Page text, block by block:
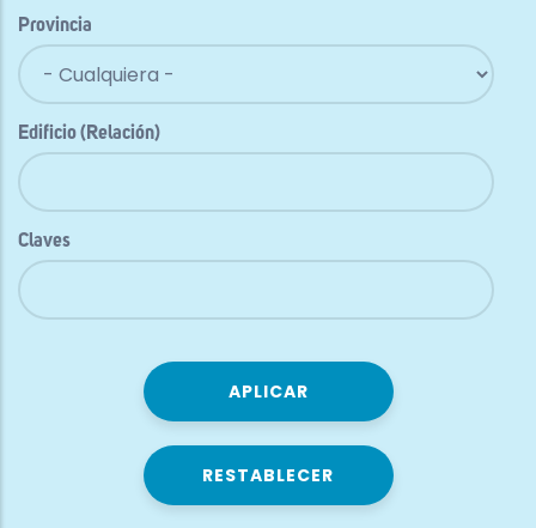
Provincia
Edificio (Relación)
Claves